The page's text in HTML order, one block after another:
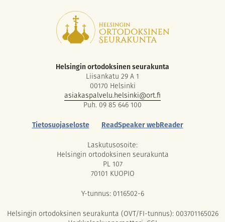
Helsingin ortodoksinen seurakunta
Liisankatu 29 A 1
00170 Helsinki
asiakaspalvelu.helsinki@ort.fi
Puh. 09 85 646 100
Tietosuojaseloste
ReadSpeaker webReader
Laskutusosoite:
Helsingin ortodoksinen seurakunta
PL 107
70101 KUOPIO
Y-tunnus: 0116502-6
Helsingin ortodoksinen seurakunta (OVT/FI-tunnus): 003701165026